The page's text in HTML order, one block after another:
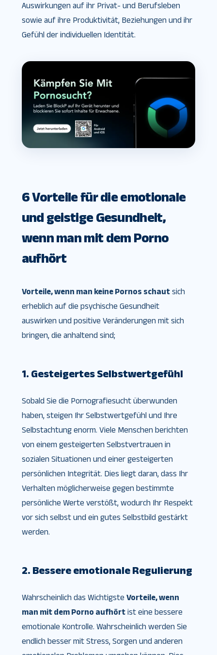
Auswirkungen auf ihr Privat- und Berufsleben
sowie auf ihre Produktivität, Beziehungen und ihr
Gefühl der individuellen Identität.
6 Vorteile für die emotionale
und geistige Gesundheit,
wenn man mit dem Porno
aufhört
Vorteile, wenn man keine Pornos schautsich
erheblich auf die psychische Gesundheit
auswirken und positive Veränderungen mit sich
bringen, die anhaltend sind;
1. Gesteigertes Selbstwertgefühl
Sobald Sie die Pornografiesucht überwunden
haben, steigen Ihr Selbstwertgefühl und Ihre
Selbstachtung enorm. Viele Menschen berichten
von einem gesteigerten Selbstvertrauen in
sozialen Situationen und einer gesteigerten
persönlichen Integrität. Dies liegt daran, dass Ihr
Verhalten möglicherweise gegen bestimmte
persönliche Werte verstößt, wodurch Ihr Respekt
vor sich selbst und ein gutes Selbstbild gestärkt
werden.
2. Bessere emotionale Regulierung
Wahrscheinlich das Wichtigste Vorteile, wenn
man mit dem Porno aufhörtist eine bessere
emotionale Kontrolle. Wahrscheinlich werden Sie
endlich besser mit Stress, Sorgen und anderen